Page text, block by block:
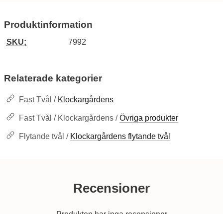
Produktinformation
SKU: 7992
Relaterade kategorier
Fast Tvål / Klockargårdens
Fast Tvål / Klockargårdens /Övriga produkter
Flytande tvål / Klockargårdens flytande tvål
Recensioner